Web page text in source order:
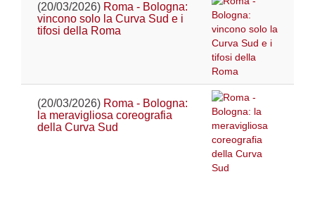
(20/03/2026) Roma - Bologna:
vincono solo la Curva Sud e i
tifosi della Roma
(20/03/2026) Roma - Bologna:
la meravigliosa coreografia
della Curva Sud